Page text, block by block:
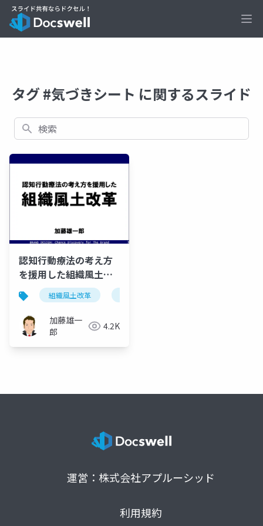
タグ #気づきシート に関するスライド
検索
認知行動療法の考え方
を援用した組織風土改
革
組織風土改革
加藤雄一
郎
4.2K
運営：株式会社アプルーシッド
利用規約